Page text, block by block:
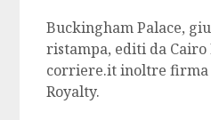
Buckingham Palace,
ristampa, editi da
corriere.it inoltre firma
Royalty.